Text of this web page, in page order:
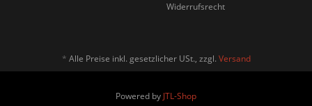
Widerrufsrecht
* Alle Preise inkl. gesetzlicher USt., zzgl. Versand
Powered by JTL-Shop